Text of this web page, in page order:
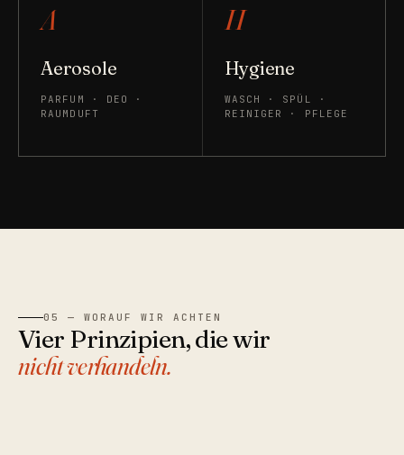
A
Aerosole
PARFUM · DEO ·
RAUMDUFT
H
Hygiene
WASCH · SPÜL ·
REINIGER · PFLEGE
05 — WORAUF WIR ACHTEN
Vier Prinzipien, die wir
nicht verhandeln.